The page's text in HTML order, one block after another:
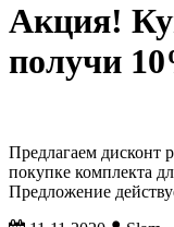
Акция!
получи
Предлагаем дисконт
покупке комплекта
Предложение